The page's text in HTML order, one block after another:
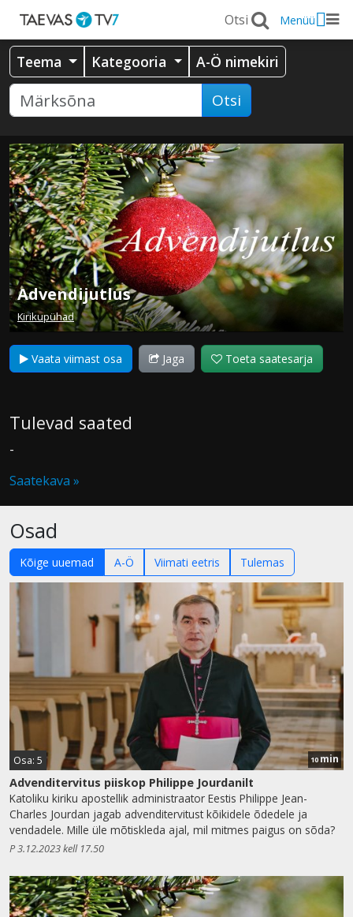
Menüü
Teema Kategooria A-Ö nimekiri
Otsi
Advendijutlus
Kirikupühad
Vaata viimast osa Jaga Toeta saatesarja
Tulevad saated
-
Saatekava »
Osad
Kõige uuemad A-Ö Viimati eetris Tulemas
Osa: 5 10 min
Advenditervitus piiskop Philippe Jourdanilt
Katoliku kiriku apostellik administraator Eestis Philippe Jean-
Charles Jourdan jagab advenditervitust kõikidele õdedele ja
vendadele. Mille üle mõtiskleda ajal, mil mitmes paigus on sõda?
P 3.12.2023 kell 17.50